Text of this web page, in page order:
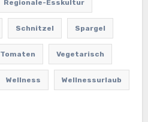
Regionale-Esskultur
Schnitzel Spargel
Tomaten Vegetarisch
Wellness Wellnessurlaub